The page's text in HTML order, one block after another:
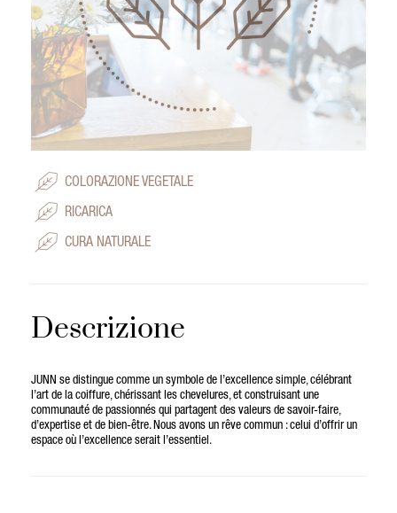
COLORAZIONE VEGETALE
RICARICA
CURA NATURALE
Descrizione
JUNN se distingue comme un symbole de l’excellence simple, célébrant
l’art de la coiffure, chérissant les chevelures, et construisant une
communauté de passionnés qui partagent des valeurs de savoir-faire,
d’expertise et de bien-être. Nous avons un rêve commun : celui d’offrir un
espace où l’excellence serait l’essentiel.